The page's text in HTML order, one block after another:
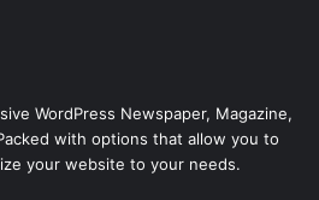
WordPress Newspaper, Magazine,
with options that allow you to
your website to your needs.